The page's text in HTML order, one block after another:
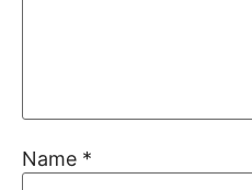
Name *